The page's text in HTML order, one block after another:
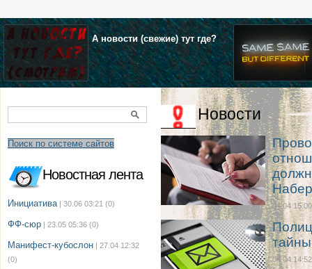
А новости (свежие) тут где?
Поиск по системе сайтов
Новостная лента
Инициатива | 30.06 03:21 (0)
ФФ-сюр | 23.05 05:36 (0)
Манифест-кубослон | 27.04 12:32
(0)
Новости
04.04 15:00
04.04 14:52